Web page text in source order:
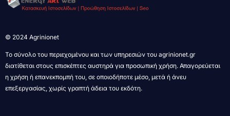
© 2024 Agrinionet
Το σύνολο του περιεχομένου και των υπηρεσιών του agrinionet.gr
διατίθεται στους επισκέπτες αυστηρά για προσωπική χρήση. Απαγορεύεται
η χρήση ή επανεκπομπή του, σε οποιοδήποτε μέσο, μετά ή άνευ
επεξεργασίας, χωρίς γραπτή άδεια του εκδότη.